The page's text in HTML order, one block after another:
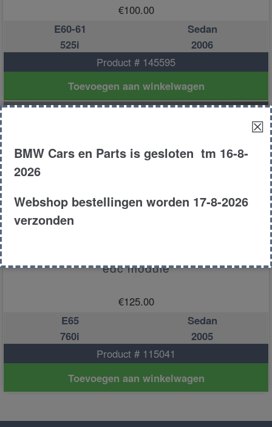
€100.00
E60-61
Sedan
525i
2006
Product # 145595
Toevoegen aan winkelwagen
edc module
€125.00
E65
Sedan
760i
2005
Product # 115041
Toevoegen aan winkelwagen
☒
BMW Cars en Parts is gesloten tm 16-8-
2026
Webshop bestellingen worden 17-8-2026
verzonden